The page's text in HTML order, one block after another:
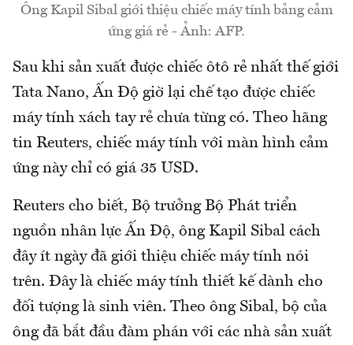
Ông Kapil Sibal giới thiệu chiếc máy tính bảng cảm
ứng giá rẻ - Ảnh: AFP.
Sau khi sản xuất được chiếc ôtô rẻ nhất thế giới
Tata Nano, Ấn Độ giờ lại chế tạo được chiếc
máy tính xách tay rẻ chưa từng có. Theo hãng
tin Reuters, chiếc máy tính với màn hình cảm
ứng này chỉ có giá 35 USD.
Reuters cho biết, Bộ trưởng Bộ Phát triển
nguồn nhân lực Ấn Độ, ông Kapil Sibal cách
đây ít ngày đã giới thiệu chiếc máy tính nói
trên. Đây là chiếc máy tính thiết kế dành cho
đối tượng là sinh viên. Theo ông Sibal, bộ của
ông đã bắt đầu đàm phán với các nhà sản xuất